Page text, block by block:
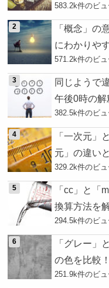
583.2k件のビュ
「概念」の
にわかりや
571.2k件のビュ
同じようで
午後0時の解
382.5k件のビュ
「一次元」
元」の違い
329.2k件のビュ
「cc」と「
換算方法を
294.5k件のビュ
「グレー」
の色を比較
251.9k件のビュ